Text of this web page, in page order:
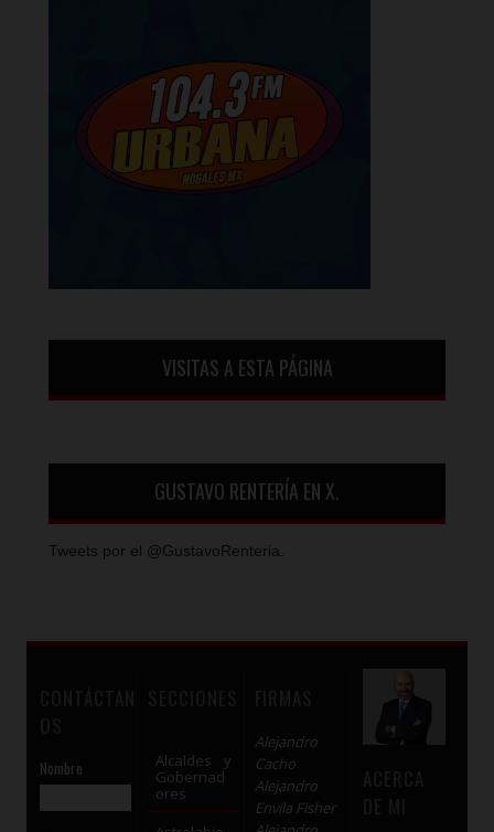
VISITAS A ESTA PÁGINA
GUSTAVO RENTERÍA EN X.
Tweets por el @GustavoRenteria.
Nombre
Alcaldes y
Gobernad
ores
Alejandro
Cacho
Alejandro
Envila Fisher